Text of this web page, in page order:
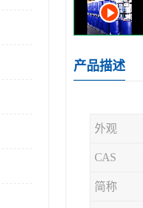
产品描述
外观
CAS
简称